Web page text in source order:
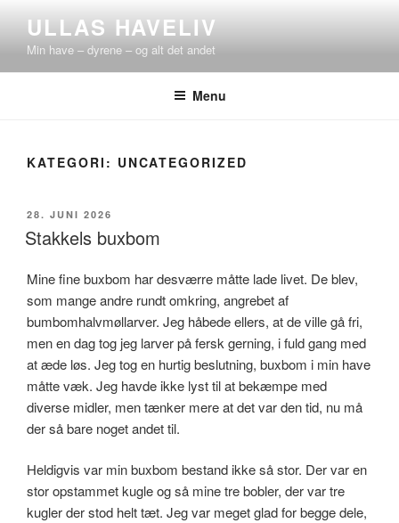
indhold
ULLAS HAVELIV
Min have – dyrene – og alt det andet
Menu
KATEGORI: UNCATEGORIZED
UDGIVET
DEN
28. JUNI 2026
Stakkels buxbom
Mine fine buxbom har desværre måtte lade livet. De blev,
som mange andre rundt omkring, angrebet af
bumbomhalvmøllarver. Jeg håbede ellers, at de ville gå fri,
men en dag tog jeg larver på fersk gerning, i fuld gang med
at æde løs. Jeg tog en hurtig beslutning, buxbom i min have
måtte væk. Jeg havde ikke lyst til at bekæmpe med
diverse midler, men tænker mere at det var den tid, nu må
der så bare noget andet til.
Heldigvis var min buxbom bestand ikke så stor. Der var en
stor opstammet kugle og så mine tre bobler, der var tre
kugler der stod helt tæt. Jeg var meget glad for begge dele,